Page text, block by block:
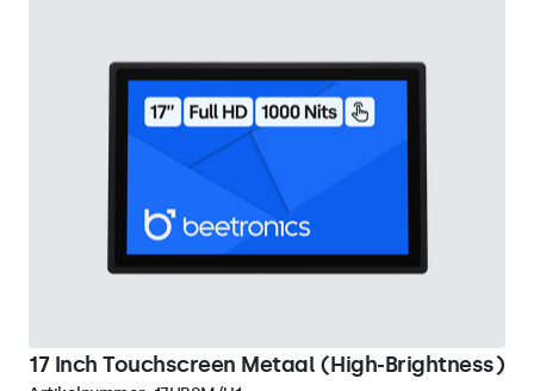
17 Inch Touchscreen Metaal (High-Brightness)